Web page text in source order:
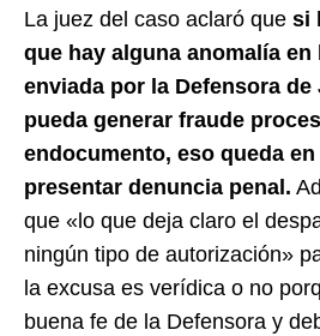
La juez del caso aclaró que si
que hay alguna anomalía
enviada por la Defensora
pueda generar fraude
endocumento, eso queda
presentar denuncia penal.
que «lo que deja claro el
ningún tipo de autorización»
la excusa es verídica o no
buena fe de la Defensora y